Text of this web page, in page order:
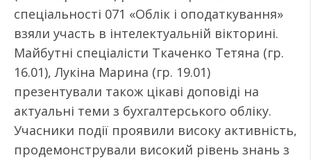
спеціальності 071 «Облік і оподаткування»
взяли участь в інтелектуальній вікторині.
Майбутні спеціалісти Ткаченко Тетяна (гр.
16.01), Лукіна Марина (гр. 19.01)
презентували також цікаві доповіді на
актуальні теми з бухгалтерського обліку.
Учасники події проявили високу активність,
продемонстрували високий рівень знань з